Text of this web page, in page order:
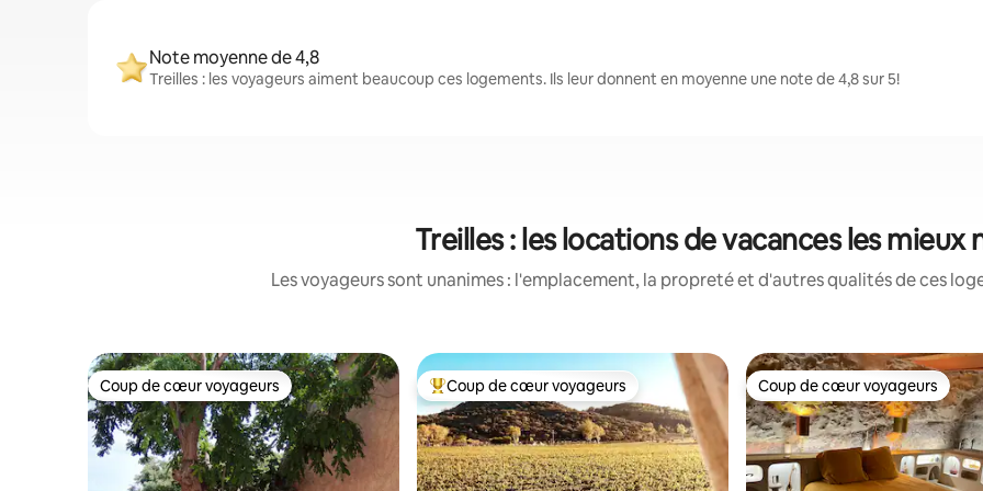
Note moyenne de 4,8
Treilles : les voyageurs aiment beaucoup ces logements. Ils leur donnent en moyenne une note de 4,8 sur 5!
Treilles : les locations de vacances les mieux
Les voyageurs sont unanimes : l'emplacement, la propreté et d'autres qualités de ces
Coup de cœur voyageurs
Coup de cœur voyageurs Coup de cœur voyageurs parmi les plus aimés
Coup de cœur voyageurs Coup de cœur voyageurs
Coup de cœur voyageurs